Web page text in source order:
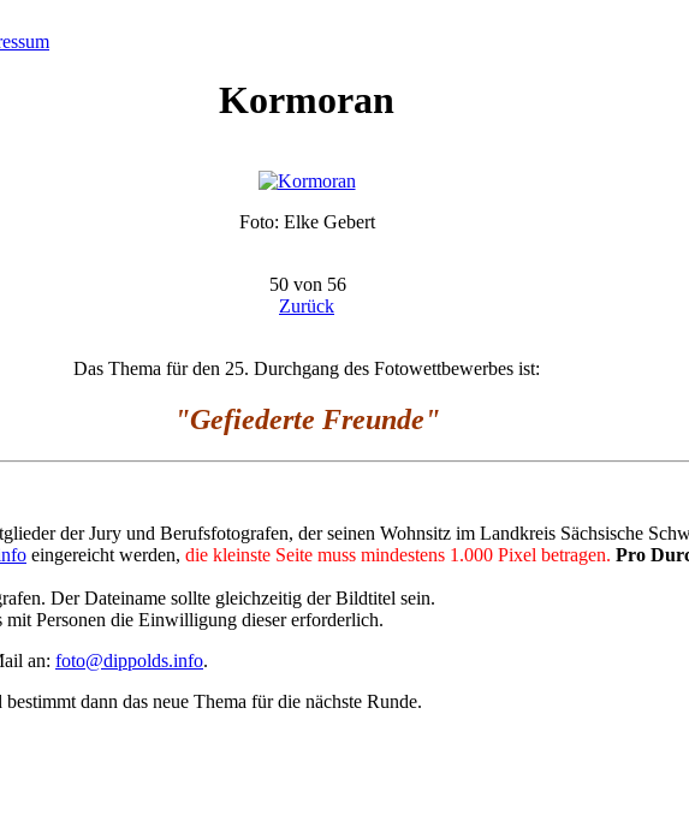
Kormoran
Foto: Elke Gebert
50 von 56
Zurück
Das Thema für den 25. Durchgang des Fotowettbewerbes ist:
"Gefiederte Freunde"
der Jury und Berufsfotografen, der seinen Wohnsitz im Landkreis Sächsische
eingereicht werden, die kleinste Seite muss mindestens 1.000 Pixel betragen. Pro
Der Dateiname sollte gleichzeitig der Bildtitel sein.
mit Personen die Einwilligung dieser erforderlich.
an: foto@dippolds.info.
dann das neue Thema für die nächste Runde.